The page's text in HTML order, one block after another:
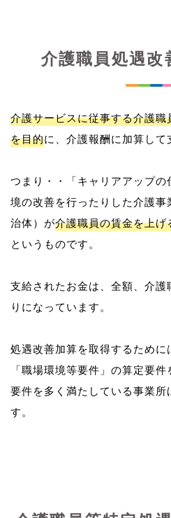
介護職員処遇改
介護サービスに従事する介護
を目的に、介護報酬に加算して
つまり・・「キャリアアップ
境の改善を行ったりした介護事
治体）が介護職員の賃金を上
というものです。
支給されたお金は、全額、介護
りになっています。
処遇改善加算を取得するために
「職場環境等要件」の算定要
要件を多く満たしている事業所
す。